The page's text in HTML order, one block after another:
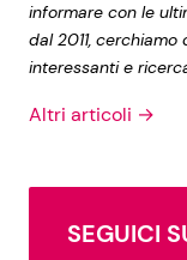
informare con le
dal 2011,
interessanti e
Altri articoli →
SEGUICI